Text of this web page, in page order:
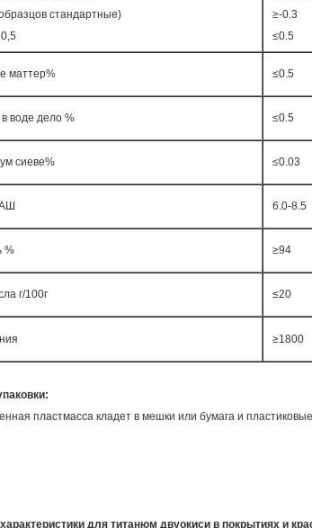
стандартные)
0,5
≥-0.3
≤0.5
маттер% ≤0.5
воде дело % ≤0.5
сиеве% ≤0.03
6.0-8.5
% ≥94
г/100г ≤20
≥1800
пластмасса кладет в мешки или бумага и
для титанюм двуокиси в покрытиях и